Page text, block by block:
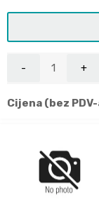
Cijena (bez